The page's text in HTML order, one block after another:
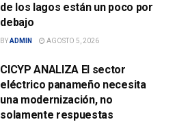
de los lagos están un poco por
debajo
BYADMIN AGOSTO 5, 2026
CICYP ANALIZA El sector
eléctrico panameño necesita
una modernización, no
solamente respuestas